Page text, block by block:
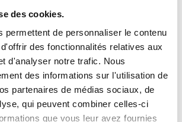
des cookies.
permettent de personnaliser le contenu
des fonctionnalités relatives aux
d'analyser notre trafic. Nous
des informations sur l'utilisation de
partenaires de médias sociaux, de
qui peuvent combiner celles-ci
que vous leur avez fournies
de se réinventer en
de jeune à son image.
de dévoiler un tout
plus moderne et dynamique,
continu envers
Ce relooking vient